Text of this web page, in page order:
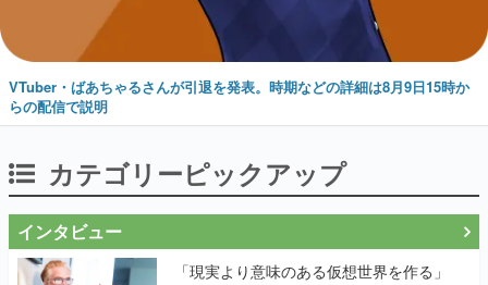
VTuber・ばあちゃるさんが引退を発表。時期などの詳細は8月9日15時か
らの配信で説明
カテゴリーピックアップ
インタビュー
「現実より意味のある仮想世界を作る」